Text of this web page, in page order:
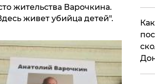
жительства Варочкина.
живет убийца детей".